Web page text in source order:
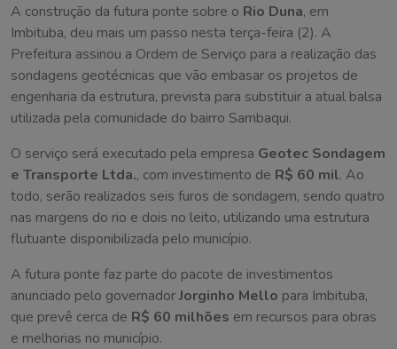
A construção da futura ponte sobre o Rio Duna, em
Imbituba, deu mais um passo nesta terça-feira (2). A
Prefeitura assinou a Ordem de Serviço para a realização das
sondagens geotécnicas que vão embasar os projetos de
engenharia da estrutura, prevista para substituir a atual balsa
utilizada pela comunidade do bairro Sambaqui.
O serviço será executado pela empresa Geotec Sondagem
e Transporte Ltda., com investimento de R$ 60 mil. Ao
todo, serão realizados seis furos de sondagem, sendo quatro
nas margens do rio e dois no leito, utilizando uma estrutura
flutuante disponibilizada pelo município.
A futura ponte faz parte do pacote de investimentos
anunciado pelo governadorJorginho Mello para Imbituba,
que prevê cerca de R$ 60 milhões em recursos para obras
e melhorias no município.